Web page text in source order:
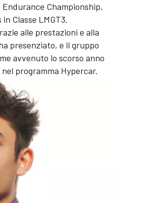
Championship,
Classe LMGT3.
alle prestazioni e alla
presenziato, e il gruppo
avvenuto lo scorso anno
programma Hypercar.